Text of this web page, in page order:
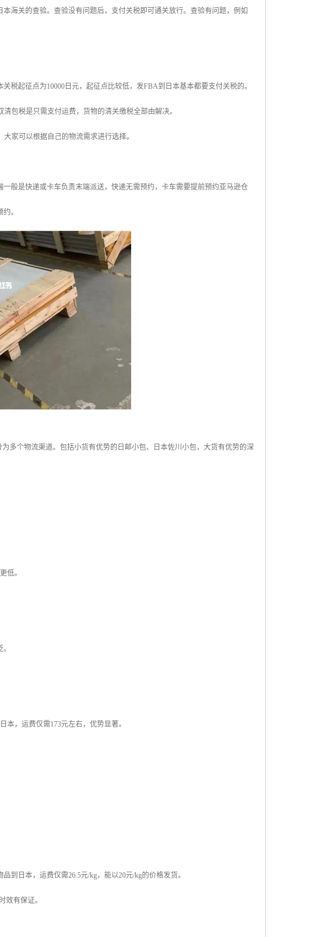
海关的查验。查验没有问题后，支付关税即可通关放行。查验有问题，例如
税起征点为10000日元，起征点比较低，发FBA到日本基本都要支付关税的。
包税是只需支付运费，货物的清关缴税全部由解决。
家可以根据自己的物流需求进行选择。
般是快递或卡车负责末端派送，快递无需预约，卡车需要提前预约亚马逊仓
。
多个物流渠道。包括小货有优势的日邮小包、日本佐川小包，大货有优势的深
低。
本，运费仅需173元左右，优势显著。
到日本，运费仅需26.5元/kg，能以20元/kg的价格发货。
效有保证。